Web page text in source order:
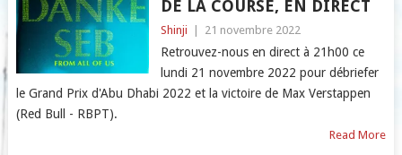
DE LA COURSE, EN DIRECT
Shinji 21 novembre 2022
Retrouvez-nous en direct à 21h00 ce
lundi 21 novembre 2022 pour débriefer
le Grand Prix d'Abu Dhabi 2022 et la victoire de Max Verstappen
(Red Bull - RBPT).
Read More